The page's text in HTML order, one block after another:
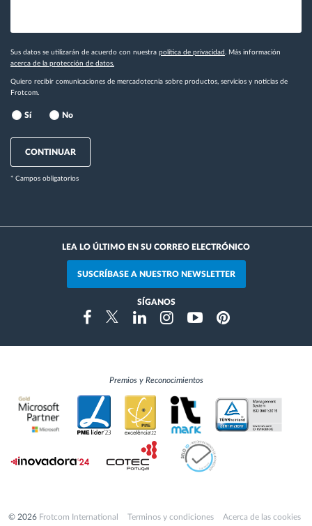
Sus datos se utilizarán de acuerdo con nuestra política de privacidad . Más información
acerca de la protección de datos.
Quiero recibir comunicaciones de mercadotecnia sobre productos, servicios y noticias de
Frotcom.
Sí No
CONTINUAR
* Campos obligatorios
LEA LO ÚLTIMO EN SU CORREO ELECTRÓNICO
SUSCRÍBASE A NUESTRO NEWSLETTER
SÍGANOS
FacebookTwitterLinkedinInstragramYoutubePinterest
Premios y Reconocimientos
© 2026 Frotcom International Terminos y condiciones
Acerca de las cookies